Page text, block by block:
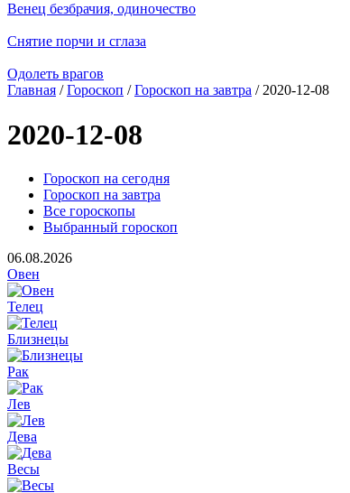
Венец безбрачия, одиночество
Снятие порчи и сглаза
Одолеть врагов
Главная /Гороскоп /Гороскоп на завтра / 2020-12-08
2020-12-08
Гороскоп на сегодня
Гороскоп на завтра
Все гороскопы
Выбранный гороскоп
06.08.2026
Овен
Телец
Близнецы
Рак
Лев
Дева
Весы